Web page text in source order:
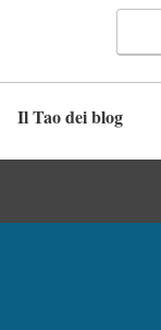
Il Tao dei blog